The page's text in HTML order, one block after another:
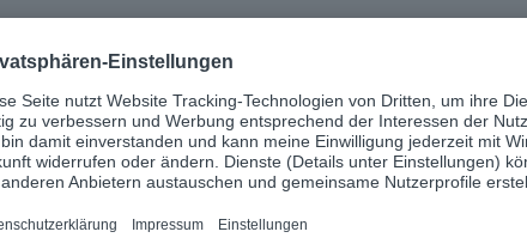
Stefan Olschewski
Principal Communications
AG